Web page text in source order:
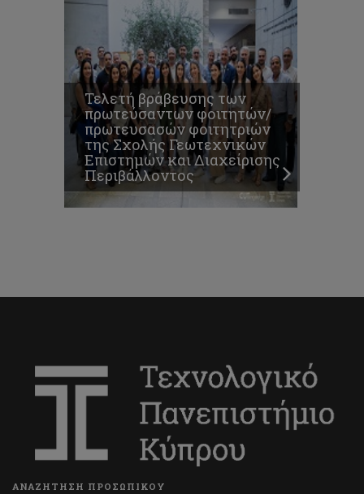
Τελετή βράβευσης των
πρωτεύσαντων φοιτητών/
πρωτευσασών φοιτητριών
της Σχολής Γεωτεχνικών
Επιστημών και Διαχείρισης
Περιβάλλοντος
ΑΝΑΖΗΤΗΣΗ ΠΡΟΣΩΠΙΚΟΥ